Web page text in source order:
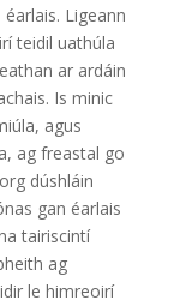
Ligeann
teidil uathúla
ar ardáin
Is minic
agus
ag freastal go
dúshláin
gan éarlais
tairiscintí
ag
le himreoirí